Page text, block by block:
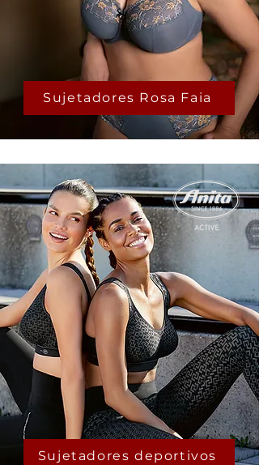
Sujetadores Rosa Faia
Sujetadores deportivos